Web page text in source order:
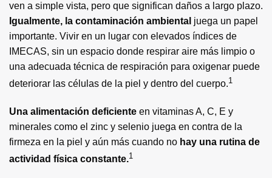
ven a simple vista, pero que significan daños a largo plazo.
Igualmente, la contaminación ambiental juega un papel
importante. Vivir en un lugar con elevados índices de
IMECAS, sin un espacio donde respirar aire más limpio o
una adecuada técnica de respiración para oxigenar puede
deteriorar las células de la piel y dentro del cuerpo.1
Una alimentación deficiente en vitaminas A, C, E y
minerales como el zinc y selenio juega en contra de la
firmeza en la piel y aún más cuando no hay una rutina de
actividad física constante.1